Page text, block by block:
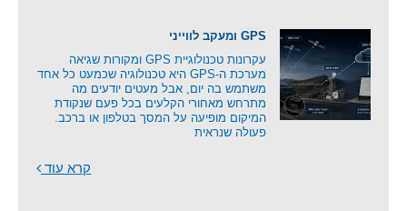
GPS ומעקב לווייני
עקרונות טכנולוגיית GPS ומקורות שגיאה
מערכת ה-GPS היא טכנולוגיה שכמעט כל אחד
משתמש בה יום, אבל מעטים יודעים מה
מתרחש מאחורי הקלעים בכל פעם שנקודת
המיקום מופיעה על המסך בטלפון או ברכב.
פעולה שנראית
קרא עוד